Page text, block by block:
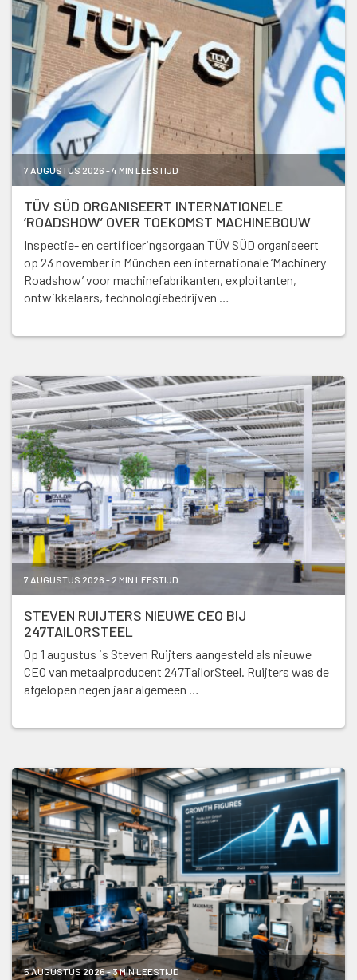
7 AUGUSTUS 2026 - 4 MIN LEESTIJD
TÜV SÜD ORGANISEERT INTERNATIONELE
‘ROADSHOW’ OVER TOEKOMST MACHINEBOUW
Inspectie- en certificeringsorgaan TÜV SÜD organiseert
op 23 november in München een internationale ‘Machinery
Roadshow’ voor machinefabrikanten, exploitanten,
ontwikkelaars, technologiebedrijven …
7 AUGUSTUS 2026 - 2 MIN LEESTIJD
STEVEN RUIJTERS NIEUWE CEO BIJ
247TAILORSTEEL
Op 1 augustus is Steven Ruijters aangesteld als nieuwe
CEO van metaalproducent 247TailorSteel. Ruijters was de
afgelopen negen jaar algemeen …
5 AUGUSTUS 2026 - 3 MIN LEESTIJD